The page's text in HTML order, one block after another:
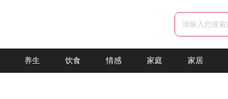
养生 饮食 情感 家庭 家居